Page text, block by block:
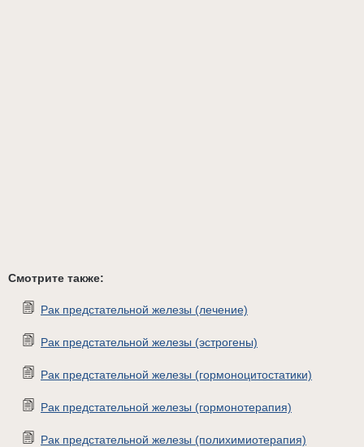
Смотрите также:
Рак предстательной железы (лечение)
Рак предстательной железы (эстрогены)
Рак предстательной железы (гормоноцитостатики)
Рак предстательной железы (гормонотерапия)
Рак предстательной железы (полихимиотерапия)